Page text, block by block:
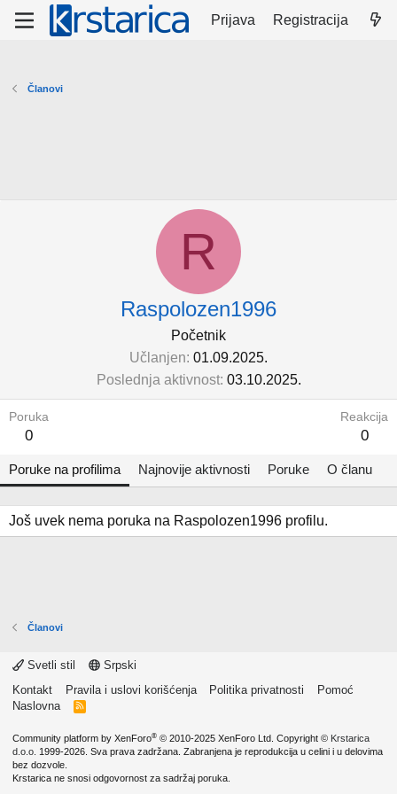
Prijava Registracija
Članovi
R
Raspolozen1996
Početnik
Učlanjen 01.09.2025.
Poslednja aktivnost 03.10.2025.
Poruka
0
Reakcija
0
Poruke na profilima Najnovije aktivnosti Poruke O članu
Još uvek nema poruka na Raspolozen1996 profilu.
Članovi
Svetli stil
Srpski
Kontakt
Pravila i uslovi korišćenja Politika privatnosti
Pomoć
Naslovna
R
Community platform by XenForo® © 2010-2025 XenForo Ltd. Copyright © Krstarica
d.o.o. 1999-2026. Sva prava zadržana. Zabranjena je reprodukcija u celini i u delovima
bez dozvole.
Krstarica ne snosi odgovornost za sadržaj poruka.